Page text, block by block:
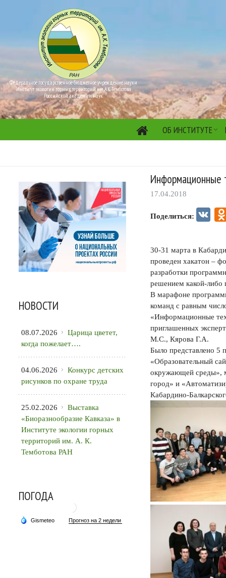
Федеральное государственное бюджетное учреждение науки
Институт экологии горных территорий им. А.К. Темботова
Российской академии наук
ОБ ИНСТИТУТЕ
Информационные
17.04.2018
Поделиться: VK
30-31 марта в
проведен хакатон –
разработки
решением какой-либо
В марафоне
команд с равным
«Информационные
приглашенных
М.С., Кярова Г.А.
Было представлено 5
«Образовательный
окружающей среды»,
город» и
Кабардино-
НОВОСТИ
08.07.2026
Царица цветет,
когда пожелает….
04.06.2026
Конкурс детских
рисунков по охране труда
25.02.2026
Выставка
«Биоразнообразие Кавказа» в
Институте экологии горных
территорий им. А. К.
Темботова РАН
ПОГОДА